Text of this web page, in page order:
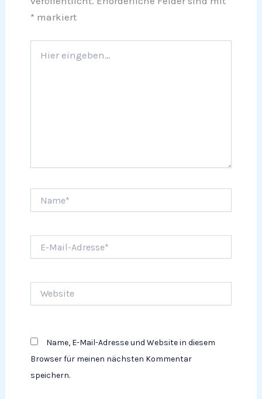
* markiert
eingeben…
Mail-
Name, E-Mail-Adresse und Website in diesem
Browser für meinen nächsten Kommentar
speichern.